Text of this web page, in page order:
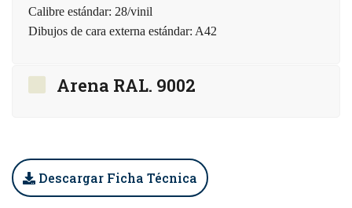
Calibre estándar: 28/vinil
Dibujos de cara externa estándar: A42
Arena RAL. 9002
Descargar Ficha Técnica